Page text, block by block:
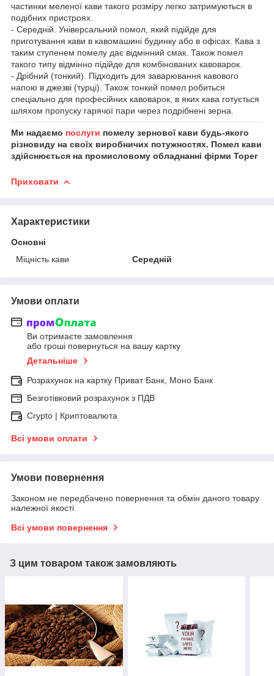
частинки меленої кави такого розміру легко затримуються в
подібних пристроях.
- Середній. Універсальний помол, який підійде для
приготування кави в кавомашині будинку або в офісах. Кава з
таким ступенем помелу дає відмінний смак. Також помел
такого типу відмінно підійде для комбінованих кавоварок.
- Дрібний (тонкий). Підходить для заварювання кавового
напою в джезві (турці). Також тонкий помел робиться
спеціально для професійних кавоварок, в яких кава готується
шляхом пропуску гарячої пари через подрібнені зерна.
Ми надаємо послуги помелу зернової кави будь-якого
різновиду на своїх виробничих потужностях. Помел кави
здійснюється на промисловому обладнанні фірми Toper
Приховати
Характеристики
Основні
Міцність кави
Середній
Умови оплати
Ви отримаєте замовлення
або гроші повернуться на вашу картку
Детальніше
Розрахунок на картку Приват Банк, Моно Банк
Безготівковий розрахунок з ПДВ
Crypto | Криптовалюта
Всі умови оплати
Умови повернення
Законом не передбачено повернення та обмін даного товару
належної якості
Всі умови повернення
З цим товаром також замовляють